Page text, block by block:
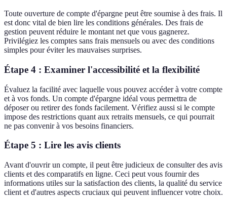
Toute ouverture de compte d'épargne peut être soumise à des frais. Il
est donc vital de bien lire les conditions générales. Des frais de
gestion peuvent réduire le montant net que vous gagnerez.
Privilégiez les comptes sans frais mensuels ou avec des conditions
simples pour éviter les mauvaises surprises.
Étape 4 : Examiner l'accessibilité et la flexibilité
Évaluez la facilité avec laquelle vous pouvez accéder à votre compte
et à vos fonds. Un compte d'épargne idéal vous permettra de
déposer ou retirer des fonds facilement. Vérifiez aussi si le compte
impose des restrictions quant aux retraits mensuels, ce qui pourrait
ne pas convenir à vos besoins financiers.
Étape 5 : Lire les avis clients
Avant d'ouvrir un compte, il peut être judicieux de consulter des avis
clients et des comparatifs en ligne. Ceci peut vous fournir des
informations utiles sur la satisfaction des clients, la qualité du service
client et d'autres aspects cruciaux qui peuvent influencer votre choix.